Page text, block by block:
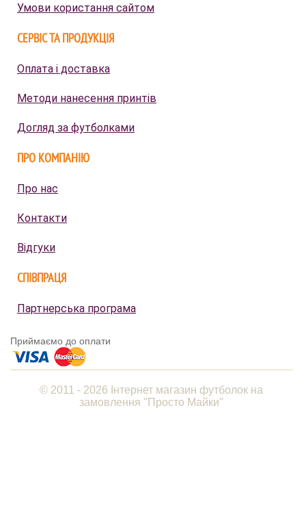
Умови користання сайтом
СЕРВІС ТА ПРОДУКЦІЯ
Оплата і доставка
Методи нанесення принтів
Догляд за футболками
ПРО КОМПАНІЮ
Про нас
Контакти
Відгуки
СПІВПРАЦЯ
Партнерська програма
Приймаємо до оплати
© 2011 - 2026 Інтернет магазин футболок на
замовлення "Просто Майки"